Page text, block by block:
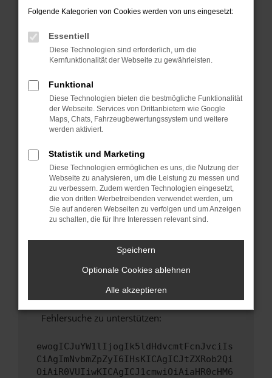
Manche Erweiterungen, wie Werbeblocker,
können das Laden bestimmter Seiten
verhindern. Funktioniert die Seite in einem
Fenster?
Starte dein Gerät neu.
Das kann manchmal helfen, vorübergehende
Probleme zu beheben.
Stelle sicher, dass dein Browser und dein
Betriebssystem auf dem neuesten Stand
sind.
Veraltete Software birgt nicht nur ein
Sicherheitsrisiko, sondern kann auch dazu
führen, dass bestimmte Funktionen nicht mehr
Wende dich an den Webseitenbetreiber.
Wenn du alle oben genannten Schritte versucht
hast, kontaktiere uns bitte. Wir werden
versuchen, das Problem zu beheben. Du kannst
uns diesen Text schicken, um uns bei der
Fehlersuche zu unterstützen:
ewogICJuYW1lIjogIk5ldHdvcmtFcnJvciIs
CiAgImNvbmZpZyI6IHsKICAgICJtZXRob2Qi
OiAiR0VUIiwKICAgICJ1cmwiOiAiaHR0cHM6
Folgende Kategorien von Cookies werden von uns eingesetzt:
Essentiell
Diese Technologien sind erforderlich, um die
Kernfunktionalität der Webseite zu gewährleisten.
Funktional
Diese Technologien bieten die bestmögliche Funktionalität
der Webseite. Services von Drittanbietern wie Google
Maps, Chats, Fahrzeugbewertungssystem und weitere
werden aktiviert.
Statistik und Marketing
Diese Technologien ermöglichen es uns, die Nutzung der
Webseite zu analysieren, um die Leistung zu messen und
zu verbessern. Zudem werden Technologien eingesetzt,
die von dritten Werbetreibenden verwendet werden, um
Sie auf anderen Webseiten zu verfolgen und um Anzeigen
zu schalten, die für Ihre Interessen relevant sind.
Speichern
Optionale Cookies ablehnen
Alle akzeptieren